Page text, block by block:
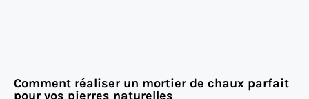
Comment réaliser un mortier de chaux parfait
pour vos pierres naturelles